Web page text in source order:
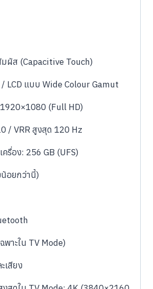
ผัส (Capacitive Touch)
LCD แบบ Wide Colour Gamut
(Full HD)
/ VRR สูงสุด 120 Hz
รื่อง: 256 GB (UFS)
อยกว่านี้)
พาะใน TV Mode)
เสียง